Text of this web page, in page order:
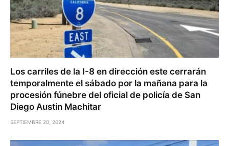
Los carriles de la I-8 en dirección este cerrarán
temporalmente el sábado por la mañana para la
procesión fúnebre del oficial de policía de San
Diego Austin Machitar
SEPTIEMBRE 20, 2024